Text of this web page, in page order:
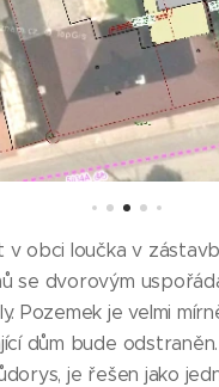
v obci loučka v
se dvorovým
Pozemek je velmi
dům bude
je řešen jako